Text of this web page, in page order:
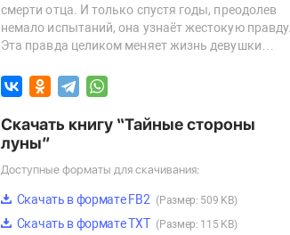
смерти отца. И только спустя годы, преодолев
немало испытаний, она узнаёт жестокую правду.
Эта правда целиком меняет жизнь девушки…
Скачать книгу “Тайные стороны
луны”
Доступные форматы для скачивания:
Скачать в формате FB2 (Размер: 509 KB)
Скачать в формате TXT (Размер: 115 KB)